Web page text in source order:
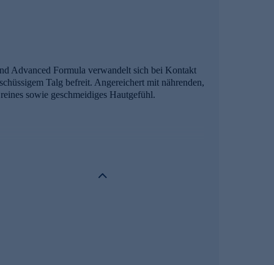
Advanced Formula verwandelt sich bei Kontakt
Talg befreit. Angereichert mit nährenden,
sowie geschmeidiges Hautgefühl.